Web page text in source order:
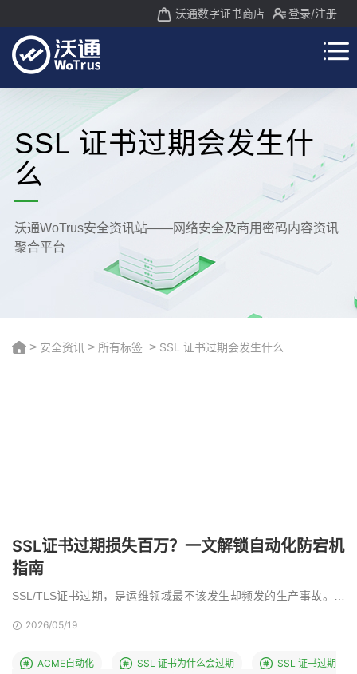
沃通数字证书商店 登录/注册
SSL 证书过期会发生什
么
沃通WoTrus安全资讯站——网络安全及商用密码内容资讯
聚合平台
> 安全资讯 > 所有标签 > SSL 证书过期会发生什么
SSL证书过期损失百万？一文解锁自动化防宕机
指南
SSL/TLS证书过期，是运维领域最不该发生却频发的生产事故。它
2026/05/19
ACME自动化 SSL 证书为什么会过期
SSL 证书过期